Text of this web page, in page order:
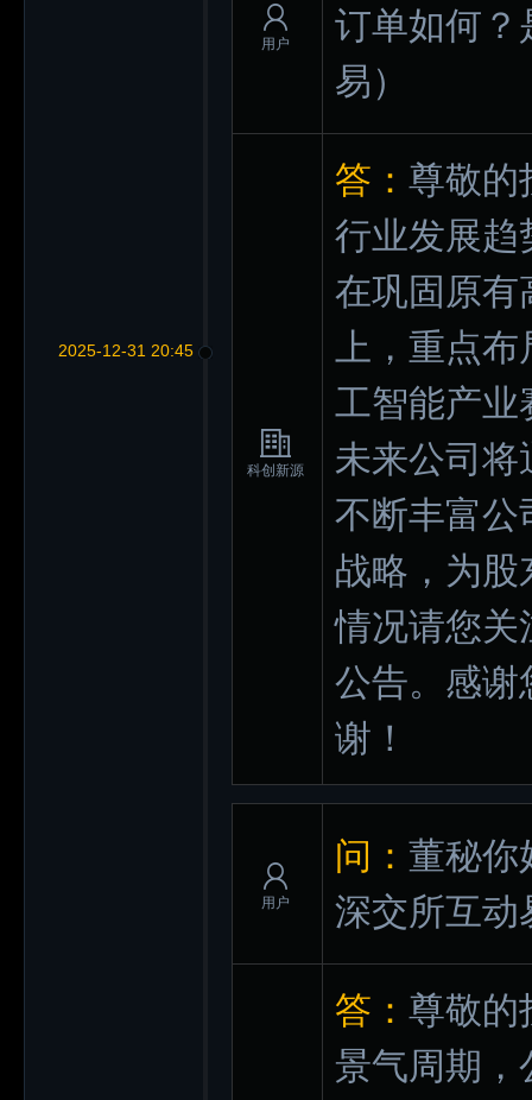
2025-12-31 20:45
用户
订单如何？
易）
科创新源
答： 尊敬的
行业发展趋
在巩固原有
上，重点布
工智能产业
未来公司将
不断丰富公
战略，为股
情况请您关
公告。感谢
谢！
用户
问： 董秘你
深交所互动
答： 尊敬的
景气周期，